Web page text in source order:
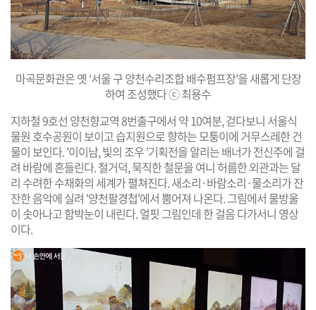
마곡문화관은 옛 ‘서울 구 양천수리조합 배수펌프장'을 새롭게 단장
하여 조성했다ⓒ 최용수
지하철 9호선 양천향교역 8번출구에서 약 10여분, 걷다보니 서울식
물원 호수공원이 보이고 습지원으로 향하는 모퉁이에 거무스레한 건
물이 보인다. '이이남, 빛의 조우 '기획전을 알리는 배너가 전신주에 걸
려 바람에 흔들린다. 철거덕, 묵직한 철문을 여니 허름한 외관과는 달
리 수려한 수채화의 세계가 펼쳐진다. 새소리·바람소리·물소리가 잔
잔한 음악에 실려 '양천팔경첩'에서 뿜어져 나온다. 그림에서 물방울
이 솟아나고 함박눈이 내린다. 얼핏 그림인데 한 걸음 다가서니 영상
이다.